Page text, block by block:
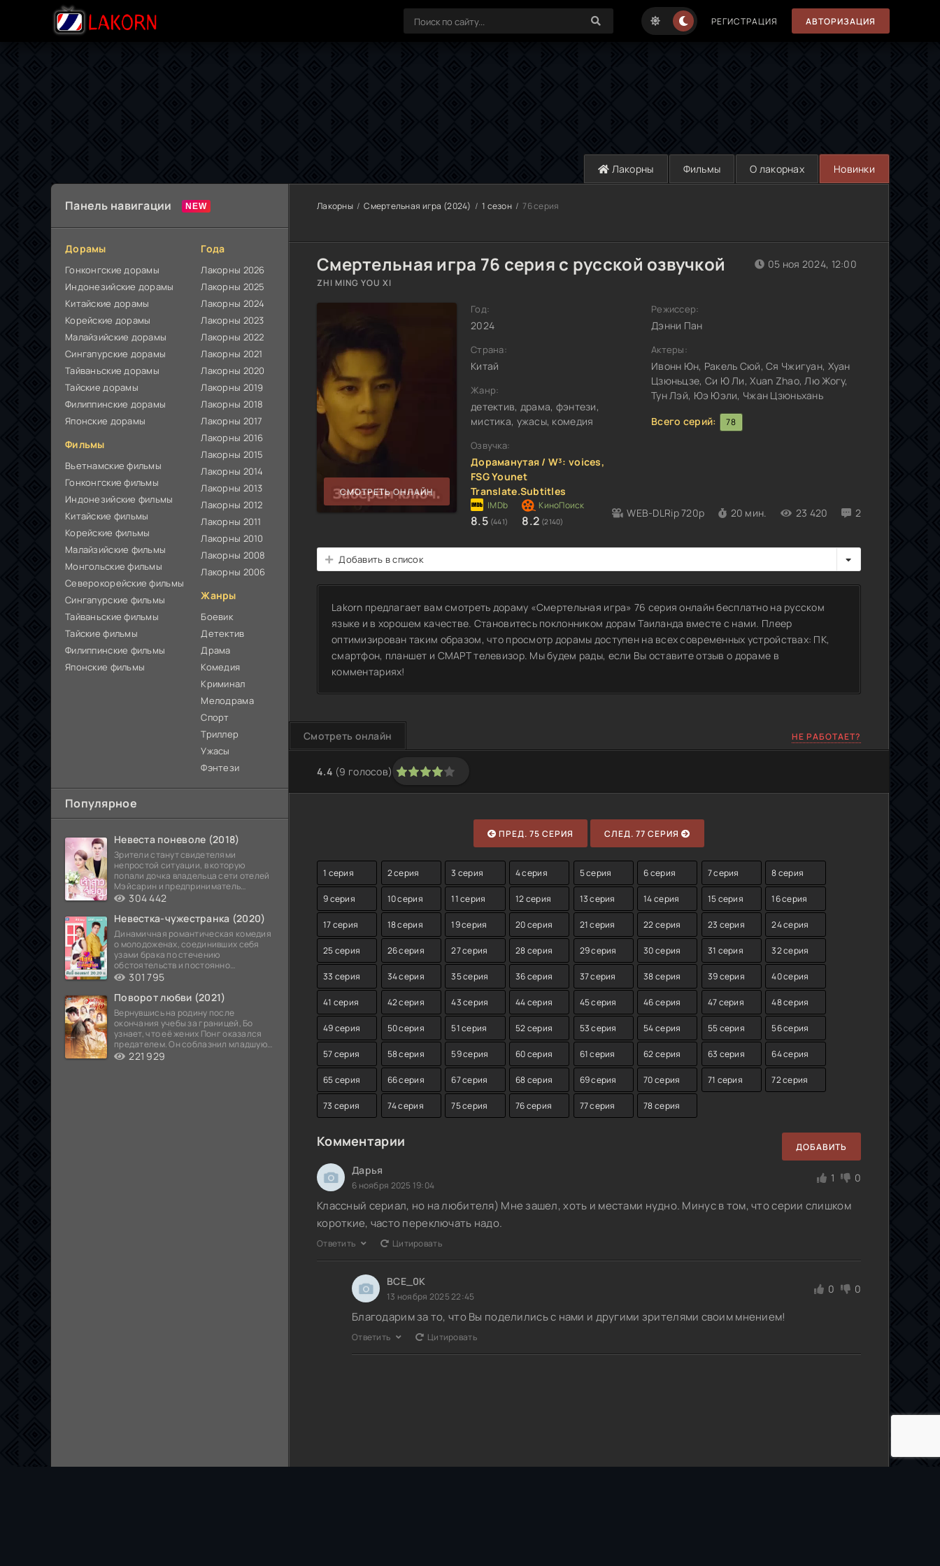
РЕГИСТРАЦИЯ АВТОРИЗАЦИЯ
Лакорны Фильмы О лакорнах Новинки
Панель навигации
Дорамы
Гонконгские дорамы
Индонезийские дорамы
Китайские дорамы
Корейские дорамы
Малайзийские дорамы
Сингапурские дорамы
Тайваньские дорамы
Тайские дорамы
Филиппинские дорамы
Японские дорамы
Фильмы
Вьетнамские фильмы
Гонконгские фильмы
Индонезийские фильмы
Китайские фильмы
Корейские фильмы
Малайзийские фильмы
Монгольские фильмы
Северокорейские фильмы
Сингапурские фильмы
Тайваньские фильмы
Тайские фильмы
Филиппинские фильмы
Японские фильмы
Года
Лакорны 2026
Лакорны 2025
Лакорны 2024
Лакорны 2023
Лакорны 2022
Лакорны 2021
Лакорны 2020
Лакорны 2019
Лакорны 2018
Лакорны 2017
Лакорны 2016
Лакорны 2015
Лакорны 2014
Лакорны 2013
Лакорны 2012
Лакорны 2011
Лакорны 2010
Лакорны 2008
Лакорны 2006
Жанры
Боевик
Детектив
Драма
Комедия
Криминал
Мелодрама
Спорт
Триллер
Ужасы
Фэнтези
Популярное
Невеста поневоле (2018)
Зрители станут свидетелями
непростой ситуации, в которую
попали дочка владельца сети отелей
Мэйсарин и предприниматель
Кетдэн. Обоих главных героев
304 442
Невестка-чужестранка (2020)
Динамичная романтическая комедия
о молодоженах, соединивших себя
узами брака по стечению
обстоятельств и постоянно
попадающих в курьезные ситуации...
301 795
Поворот любви (2021)
Вернувшись на родину после
окончания учебы за границей, Бо
узнает, что её жених Понг оказался
предателем. Он соблазнил младшую
сестру хозяина
221 929
Лакорны Смертельная игра (2024) 1 сезон 76 серия
Смертельная игра 76 серия с русской озвучкой
ZHI MING YOU XI
СМОТРЕТЬ ОНЛАЙН
Год:
2024
Страна:
Китай
Жанр:
детектив, драма, фэнтези,
мистика, ужасы, комедия
Озвучка:
Дораманутая / W³: voices,
FSG Younet
Translate.Subtitles
8.5 (441) 8.2 (2140)
WEB-DLRip 720p 20 мин. 23 420 2
05 ноя 2024, 12:00
Режиссер:
Дэнни Пан
Актеры:
Ивонн Юн, Ракель Сюй, Ся Чжигуан, Хуан
Цзюньцзе, Си Ю Ли, Xuan Zhao, Лю Жогу,
Тун Лэй, Юэ Юэли, Чжан Цзюньхань
Всего серий:
78
Добавить в список
Lakorn предлагает вам смотреть дораму «Смертельная игра» 76 серия онлайн бесплатно на русском
языке и в хорошем качестве. Становитесь поклонником дорам Таиланда вместе с нами. Плеер
оптимизирован таким образом, что просмотр дорамы доступен на всех современных устройствах: ПК,
смартфон, планшет и СМАРТ телевизор. Мы будем рады, если Вы оставите отзыв о дораме в
комментариях!
Смотреть онлайн НЕ РАБОТАЕТ?
4.4 (9 голосов)
1 2 3 4 5
ПРЕД. 75 СЕРИЯ СЛЕД. 77 СЕРИЯ
1 серия 2 серия 3 серия 4 серия 5 серия 6 серия 7 серия 8 серия
9 серия 10 серия 11 серия 12 серия 13 серия 14 серия 15 серия 16 серия
17 серия 18 серия 19 серия 20 серия 21 серия 22 серия 23 серия 24 серия
25 серия 26 серия 27 серия 28 серия 29 серия 30 серия 31 серия 32 серия
33 серия 34 серия 35 серия 36 серия 37 серия 38 серия 39 серия 40 серия
41 серия 42 серия 43 серия 44 серия 45 серия 46 серия 47 серия 48 серия
49 серия 50 серия 51 серия 52 серия 53 серия 54 серия 55 серия 56 серия
57 серия 58 серия 59 серия 60 серия 61 серия 62 серия 63 серия 64 серия
65 серия 66 серия 67 серия 68 серия 69 серия 70 серия 71 серия 72 серия
73 серия 74 серия 75 серия 76 серия 77 серия 78 серия
Комментарии ДОБАВИТЬ
Дарья
6 ноября 2025 19:04
1 0
Классный сериал, но на любителя) Мне зашел, хоть и местами нудно. Минус в том, что серии слишком
короткие, часто переключать надо.
Ответить Цитировать
BCE_0K
13 ноября 2025 22:45
0 0
Благодарим за то, что Вы поделились с нами и другими зрителями своим мнением!
Ответить Цитировать